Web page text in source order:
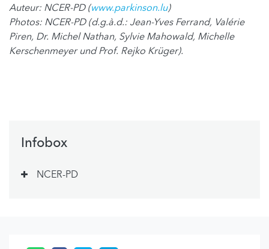
Auteur: NCER-PD (www.parkinson.lu)
Photos: NCER-PD (d.g.à.d.: Jean-Yves Ferrand, Valérie
Piren, Dr. Michel Nathan, Sylvie Mahowald, Michelle
Kerschenmeyer und Prof. Rejko Krüger).
Infobox
NCER-PD